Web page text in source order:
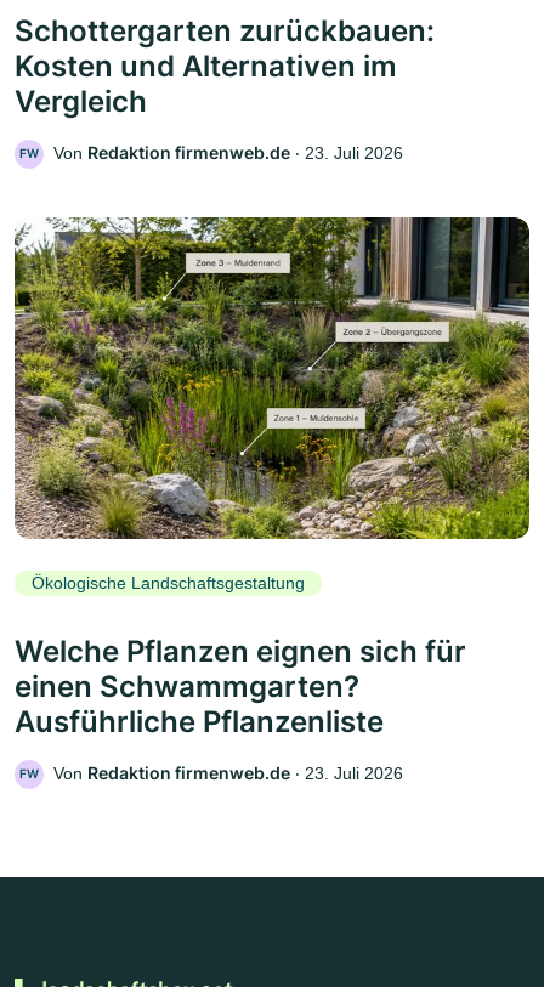
Schottergarten zurückbauen:
Kosten und Alternativen im
Vergleich
FW Von Redaktion firmenweb.de ‧ 23. Juli 2026
Ökologische Landschaftsgestaltung
Welche Pflanzen eignen sich für
einen Schwammgarten?
Ausführliche Pflanzenliste
FW Von Redaktion firmenweb.de ‧ 23. Juli 2026